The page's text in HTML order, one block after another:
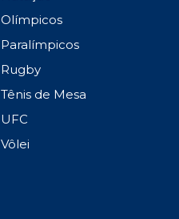
Olímpicos
Paralímpicos
Rugby
Tênis de Mesa
UFC
Vôlei